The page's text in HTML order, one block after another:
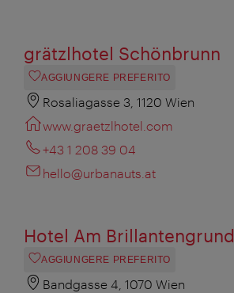
grätzlhotel Schönbrunn
AGGIUNGERE PREFERITO
Rosaliagasse 3, 1120 Wien
www.graetzlhotel.com
+43 1 208 39 04
hello@urbanauts.at
Hotel Am Brillantengrund
AGGIUNGERE PREFERITO
Bandgasse 4, 1070 Wien